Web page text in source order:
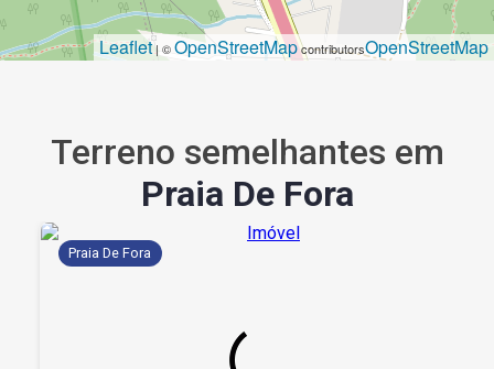
Leaflet| ©OpenStreetMapcontributorsOpenStreetMap
Terreno semelhantes em
Praia De Fora
Praia De Fora